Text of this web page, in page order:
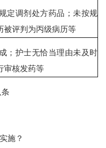
定调剂处方药品；未按规
被评判为丙级病历等
；护士无恰当理由未及时
审核发药等
施？